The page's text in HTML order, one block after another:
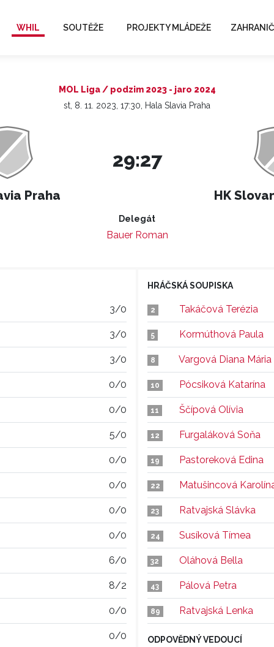
WHIL SOUTĚŽE PROJEKTY MLÁDEŽE
MOL Liga / podzim 2023 - jaro 2024
st, 8. 11. 2023, 17:30, Hala Slavia Praha
Praha
29:27
HK
Delegát
Bauer Roman
3/0
3/0
3/0
0/0
0/0
5/0
0/0
0/0
0/0
0/0
6/0
8/2
0/0
0/0
HRÁČSKÁ SOUPISKA
2 Takáčová Terézia
5 Kormúthová Paula
8 Vargová Diana Mária
10 Pócsiková Katarína
11 Ščípová Olívia
12 Furgaláková Soňa
19 Pastoreková Edina
22 Matušincová
23 Ratvajská Slávka
24 Susíková Tímea
32 Oláhová Bella
43 Pálová Petra
89 Ratvajská Lenka
ODPOVĚDNÝ VEDOUCÍ